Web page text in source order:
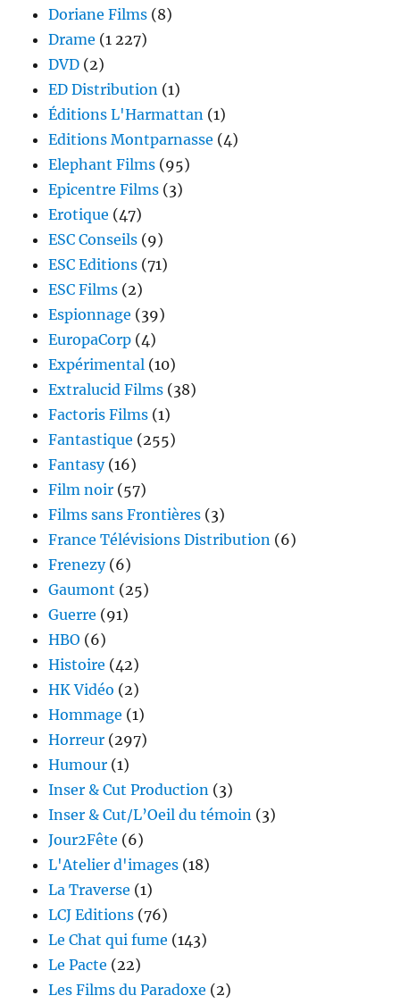
Doriane Films (8)
Drame (1 227)
DVD (2)
ED Distribution (1)
Éditions L'Harmattan (1)
Editions Montparnasse (4)
Elephant Films (95)
Epicentre Films (3)
Erotique (47)
ESC Conseils (9)
ESC Editions (71)
ESC Films (2)
Espionnage (39)
EuropaCorp (4)
Expérimental (10)
Extralucid Films (38)
Factoris Films (1)
Fantastique (255)
Fantasy(16)
Film noir (57)
Films sans Frontières (3)
France Télévisions Distribution (6)
Frenezy(6)
Gaumont (25)
Guerre (91)
HBO (6)
Histoire (42)
HK Vidéo (2)
Hommage (1)
Horreur (297)
Humour (1)
Inser & Cut Production (3)
Inser & Cut/L’Oeil du témoin (3)
Jour2Fête (6)
L'Atelier d'images (18)
La Traverse (1)
LCJ Editions (76)
Le Chat qui fume (143)
Le Pacte (22)
Les Films du Paradoxe (2)